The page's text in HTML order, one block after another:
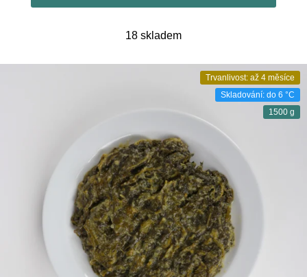
18 skladem
Trvanlivost: až 4 měsíce
Skladování: do 6 °C
1500 g